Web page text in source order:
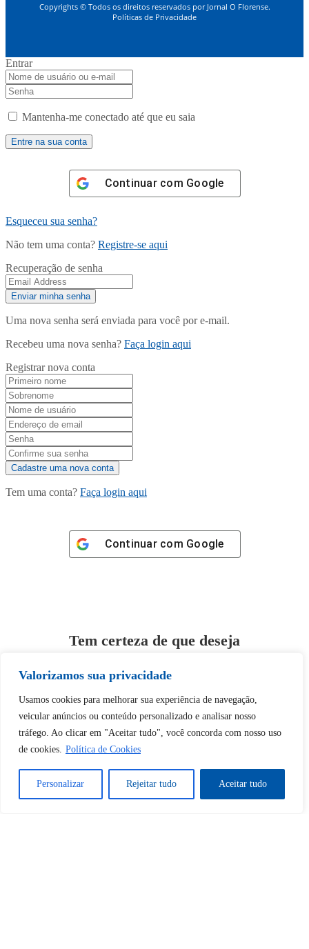
Valorizamos sua privacidade
Usamos cookies para melhorar sua experiência de navegação,
veicular anúncios ou conteúdo personalizado e analisar nosso
tráfego. Ao clicar em "Aceitar tudo", você concorda com nosso uso
de cookies. Política de Cookies
Personalizar Rejeitar tudo Aceitar tudo
Copyrights © Todos os direitos reservados por Jornal O Florense.
Políticas de Privacidade
Entrar
Mantenha-me conectado até que eu saia
Continuar com Google
Esqueceu sua senha?
Não tem uma conta? Registre-se aqui
Recuperação de senha
Uma nova senha será enviada para você por e-mail.
Recebeu uma nova senha? Faça login aqui
Registrar nova conta
Tem uma conta? Faça login aqui
Continuar com Google
Tem certeza de que deseja
Desbloquear esquerda : 0
Sim Não